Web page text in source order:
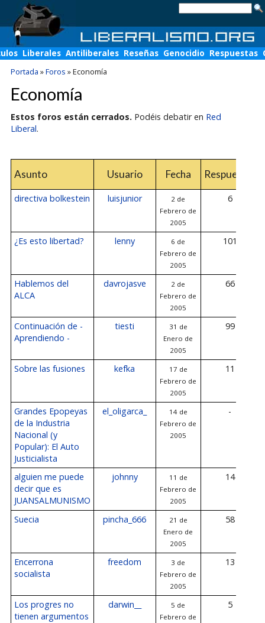
Liberales Antiliberales Reseñas Genocidio Respuestas
Portada »Foros »Economía
Economía
Estos foros están cerrados. Podéis debatir en Red
Liberal.
Asunto Usuario Fecha Respuestas
directiva bolkestein luisjunior
2 de
Febrero de
2005
6
¿Es esto libertad? lenny
6 de
Febrero de
2005
101
Hablemos del
ALCA
davrojasve
2 de
Febrero de
2005
66
Continuación de -
Aprendiendo -
tiesti
31 de
Enero de
2005
99
Sobre las fusiones kefka
17 de
Febrero de
2005
11
Grandes Epopeyas
de la Industria
Nacional (y
Popular): El Auto
Justicialista
el_oligarca_
14 de
Febrero de
2005
-
alguien me puede
decir que es
JUANSALMUNISMO
johnny
11 de
Febrero de
2005
14
Suecia pincha_666
21 de
Enero de
2005
58
Encerrona
socialista
freedom
3 de
Febrero de
2005
13
Los progres no
tienen argumentos
darwin__
5 de
Febrero de
5